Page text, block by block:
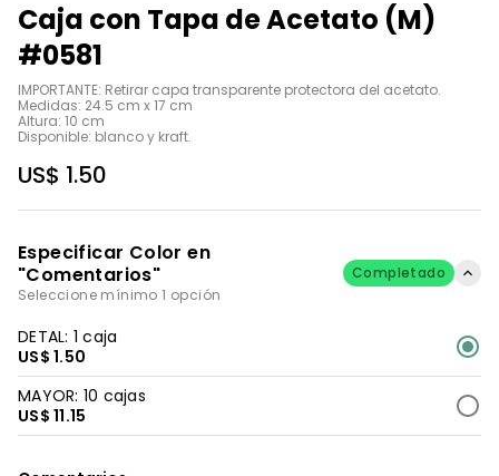
Caja con Tapa de Acetato (M)
#0581
IMPORTANTE: Retirar capa transparente protectora del acetato.
Medidas: 24.5 cm x 17 cm
Altura: 10 cm
Disponible: blanco y kraft.
US$ 1.50
Especificar Color en
"Comentarios"
Seleccione mínimo 1 opción
Completado
DETAL: 1 caja
US$ 1.50
MAYOR: 10 cajas
US$ 11.15